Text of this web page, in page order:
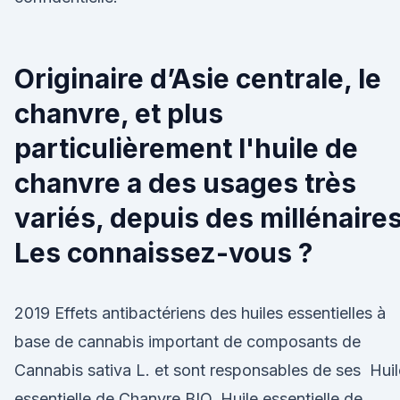
Originaire d’Asie centrale, le
chanvre, et plus
particulièrement l'huile de
chanvre a des usages très
variés, depuis des
Les connaissez-vous ?
2019 Effets antibactériens des huiles essentielles à
base de cannabis important de composants de
Cannabis sativa L. et sont responsables de ses